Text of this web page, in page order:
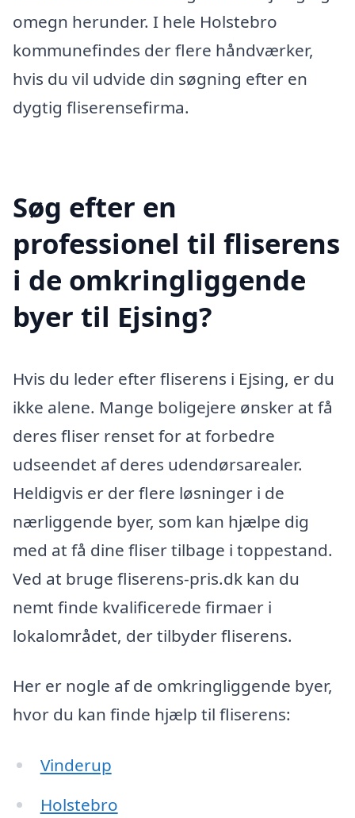
omegn herunder. I hele Holstebro
kommunefindes der flere håndværker,
hvis du vil udvide din søgning efter en
dygtig fliserensefirma.
Søg efter en
professionel til fliserens
i de omkringliggende
byer til Ejsing?
Hvis du leder efter fliserens i Ejsing, er du
ikke alene. Mange boligejere ønsker at få
deres fliser renset for at forbedre
udseendet af deres udendørsarealer.
Heldigvis er der flere løsninger i de
nærliggende byer, som kan hjælpe dig
med at få dine fliser tilbage i toppestand.
Ved at bruge fliserens-pris.dk kan du
nemt finde kvalificerede firmaer i
lokalområdet, der tilbyder fliserens.
Her er nogle af de omkringliggende byer,
hvor du kan finde hjælp til fliserens:
Vinderup
Holstebro